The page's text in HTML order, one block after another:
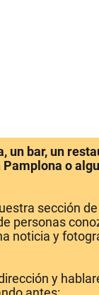
un bar, un
o
sección de
personas
noticia y
y